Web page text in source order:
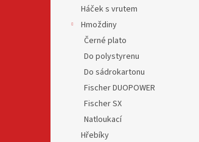
Háček s vrutem
Hmoždiny
Černé plato
Do polystyrenu
Do sádrokartonu
Fischer DUOPOWER
Fischer SX
Natloukací
Hřebíky